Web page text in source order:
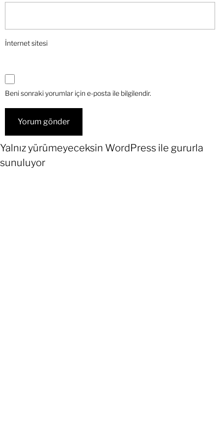
İnternet sitesi
Beni sonraki yorumlar için e-posta ile bilgilendir.
Yalnız yürümeyeceksin WordPress ile gururla
sunuluyor